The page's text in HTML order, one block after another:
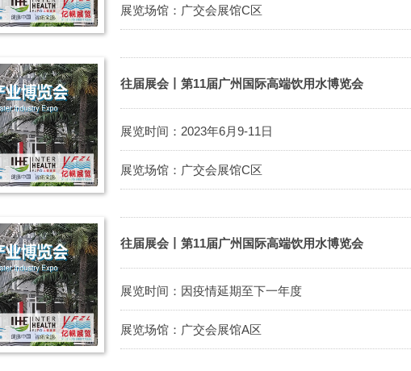
展览场馆：广交会展馆C区
往届展会丨第11届广州国际高端饮用水博览会
展览时间：2023年6月9-11日
展览场馆：广交会展馆C区
往届展会丨第11届广州国际高端饮用水博览会
展览时间：因疫情延期至下一年度
展览场馆：广交会展馆A区